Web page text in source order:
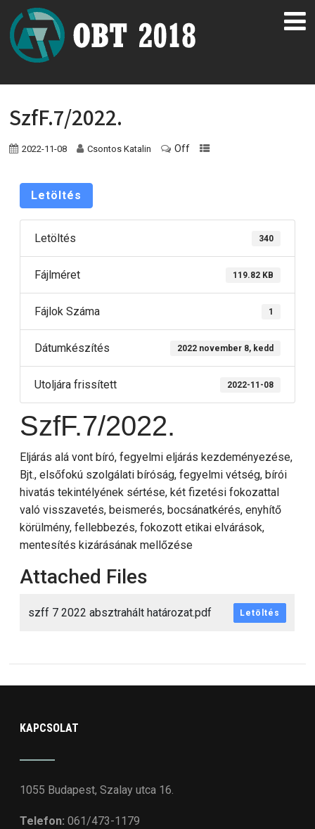
SzfF.7/2022.
2022-11-08 Csontos Katalin Off
Letöltés
Letöltés 340
Fájlméret 119.82 KB
Fájlok Száma 1
Dátumkészítés 2022 november 8, kedd
Utoljára frissített 2022-11-08
SzfF.7/2022.
Eljárás alá vont bíró, fegyelmi eljárás kezdeményezése,
Bjt., elsőfokú szolgálati bíróság, fegyelmi vétség, bírói
hivatás tekintélyének sértése, két fizetési fokozattal
való visszavetés, beismerés, bocsánatkérés, enyhítő
körülmény, fellebbezés, fokozott etikai elvárások,
mentesítés kizárásának mellőzése
Attached Files
szff 7 2022 absztrahált határozat.pdf Letöltés
KAPCSOLAT
1055 Budapest, Szalay utca 16.
Telefon: 061/473-1179